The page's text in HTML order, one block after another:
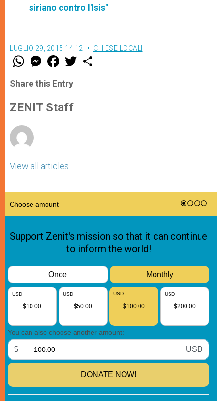
siriano contro l'Isis"
LUGLIO 29, 2015 14:12 CHIESE LOCALI
W
t
s
p
p
M
e
s
e
g
e
F
a
e
b
o
k
w
Share this Entry
ZENIT Staff
View all articles